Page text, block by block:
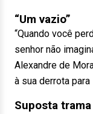
“Um vazio”
“Quando você
senhor não
Alexandre de
à sua derrota
Suposta